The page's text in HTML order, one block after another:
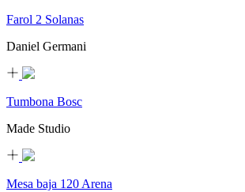
Farol 2 Solanas
Daniel Germani
Tumbona Bosc
Made Studio
Mesa baja 120 Arena